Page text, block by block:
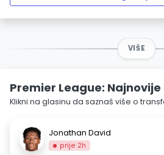
VIŠE
Premier League:
Klikni na glasinu da saznaš više o
Jonathan David
prije 2h